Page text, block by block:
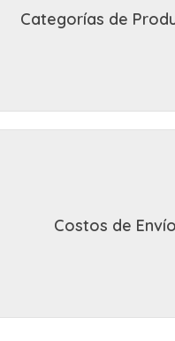
Categorías de
Costos de